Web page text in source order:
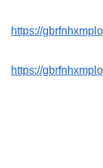
https://
https://